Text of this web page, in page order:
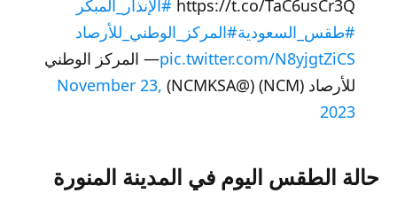
https://t.co/TaC6usCr3Q #الإنذار_المبكر
#طقس_السعودية#المركز_الوطني_للأرصاد
pic.twitter.com/N8yjgtZiCS— المركز الوطني
للأرصاد (NCM) (@NCMKSA)
November 23,
2023
حالة الطقس اليوم في المدينة المنورة